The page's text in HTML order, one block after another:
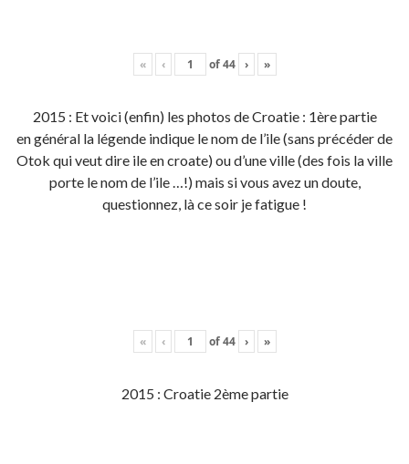
« ‹ of44 › »
2015 : Et voici (enfin) les photos de Croatie : 1ère partie
en général la légende indique le nom de l’ile (sans précéder de
Otok qui veut dire ile en croate) ou d’une ville (des fois la ville
porte le nom de l’ile …!) mais si vous avez un doute,
questionnez, là ce soir je fatigue !
« ‹ of44 › »
2015 : Croatie 2ème partie